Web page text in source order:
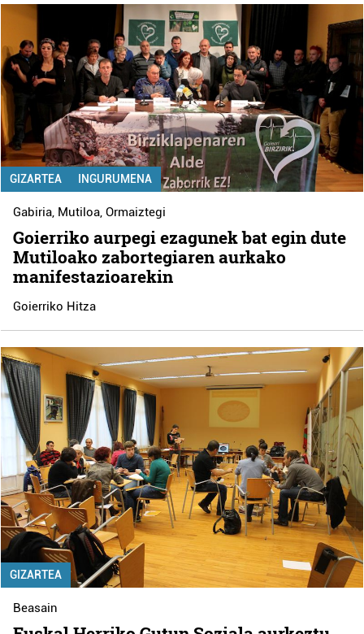
GIZARTEA INGURUMENA
Gabiria Mutiloa ,Ormaiztegi
Goierriko aurpegi ezagunek bat egin dute
Mutiloako zabortegiaren aurkako
manifestazioarekin
Goierriko Hitza
GIZARTEA
Beasain